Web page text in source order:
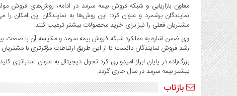
کشاورزی
و
صنایع
غذایی
سیاسی
و
بین
الملل
نمایندگان برشمرد و عنوان کرد: این روش‌ها به نمایندگان این امکان
مشتریان فعلی را نیز برای خرید محصولات بیشتر ترغیب کنند.
وی ضمن اشاره به عملکرد شبکه فروش بیمه سرمد و مقایسه آن با صنعت
رشد فروش نمایندگان دانست تا از این طریق ارتباطات مؤثرتری با مشتریان
بزرگ‌زاده در پایان ابراز امیدواری کرد تحول دیجیتال به عنوان
بیشتر بیمه سرمد در سال جاری گردد.
بازتاب